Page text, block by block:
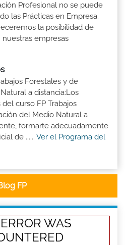
Profesional no se puede
las Prácticas en Empresa.
la posibilidad de
nuestras empresas
Forestales y de
a distancia:Los
curso FP Trabajos
del Medio Natural a
formarte adecuadamente
de ...... Ver el Programa del
FP
WAS